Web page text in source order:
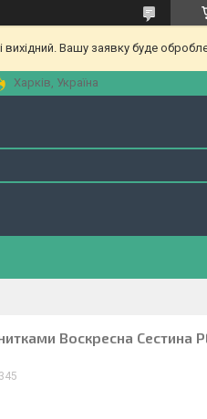
вихідний. Вашу заявку буде
Харків, Україна
Воскресна Сестина